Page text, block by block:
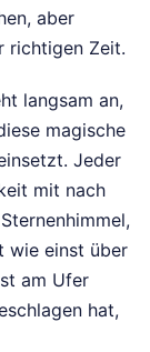
aber
richtigen Zeit.
langsam an,
magische
Jeder
mit nach
wie einst über
am Ufer
hat,